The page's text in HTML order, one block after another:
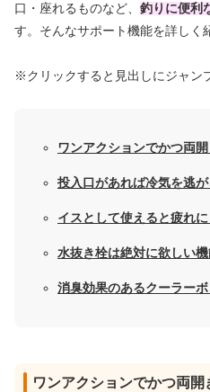
口・座れるものなど、 釣りに便利
す。そんなサポート機能を詳しく
※クリックすると見出しにジャン
ワンアクションでかつ両
投入口があれば冷気を逃
イスとして使えると疲れ
水抜き栓は絶対に欲しい
消臭効果のあるクーラーボ
ワンアクションでかつ両開